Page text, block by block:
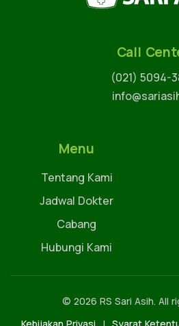
Call
(021) 5094-
Menu
Tentang Kami
Jadwal Dokter
Cabang
Hubungi Kami
© 2026 RS Sari Asih. All